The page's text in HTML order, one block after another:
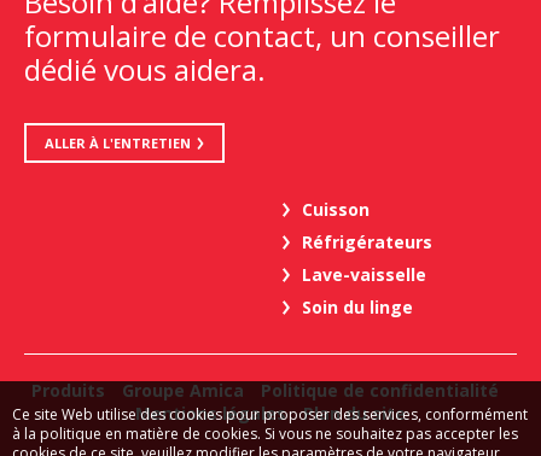
formulaire de contact, un conseiller
dédié vous aidera.
ALLER À L'ENTRETIEN
Cuisson
Réfrigérateurs
Lave-vaisselle
Soin du linge
Produits Groupe Amica
Politique de confidentialité
Mentions légales
Plan du site
Ce site Web utilise des cookies pour proposer des services, conformément
à la politique en matière de cookies. Si vous ne souhaitez pas accepter les